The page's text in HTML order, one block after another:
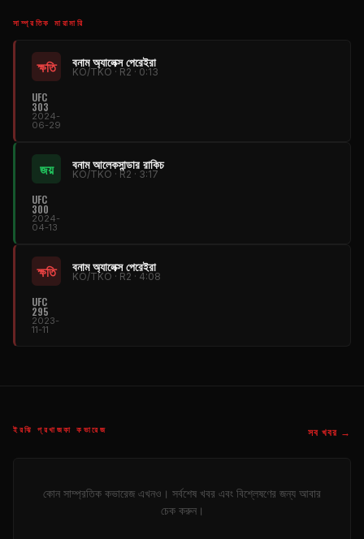
সাম্প্রতিক মারামারি
ক্ষতি বনাম অ্যালেক্স পেরেইরা
KO/TKO · R2 · 0:13
UFC
303
2024-
06-29
জয় বনাম আলেকসান্ডার রাকিচ
KO/TKO · R2 · 3:17
UFC
300
2024-
04-13
ক্ষতি বনাম অ্যালেক্স পেরেইরা
KO/TKO · R2 · 4:08
UFC
295
2023-
11-11
ইরঝি প্রখাজকা কভারেজ সব খবর →
কোন সাম্প্রতিক কভারেজ এখনও। সর্বশেষ খবর এবং বিশ্লেষণের জন্য আবার
চেক করুন।